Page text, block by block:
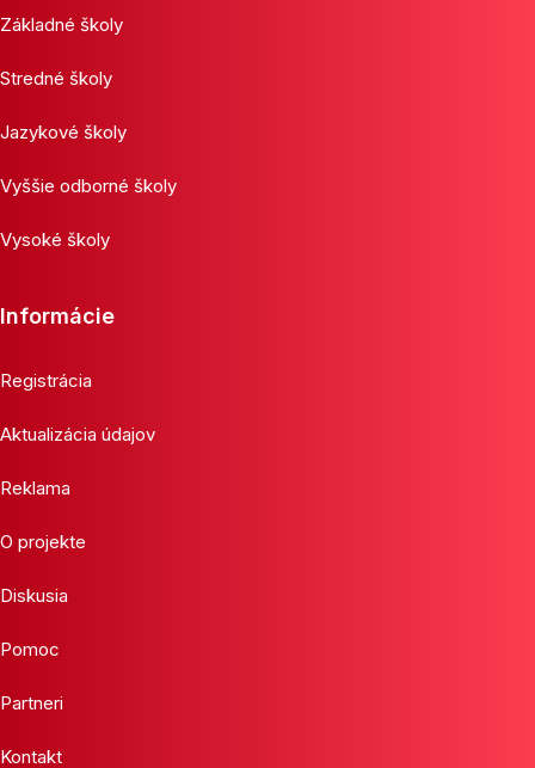
Základné školy
Stredné školy
Jazykové školy
Vyššie odborné školy
Vysoké školy
Informácie
Registrácia
Aktualizácia údajov
Reklama
O projekte
Diskusia
Pomoc
Partneri
Kontakt